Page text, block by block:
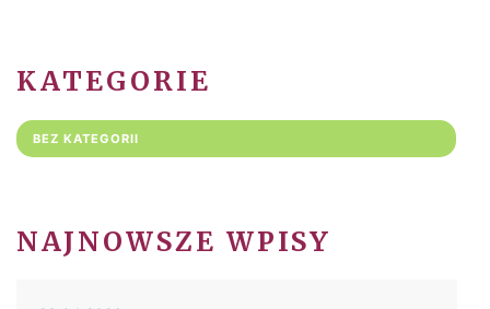
KATEGORIE
BEZ KATEGORII
NAJNOWSZE WPISY